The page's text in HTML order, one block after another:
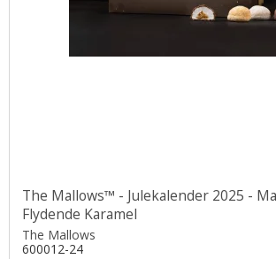
The Mallows™ - Julekalender 2025 -
Flydende Karamel
The Mallows
600012-24